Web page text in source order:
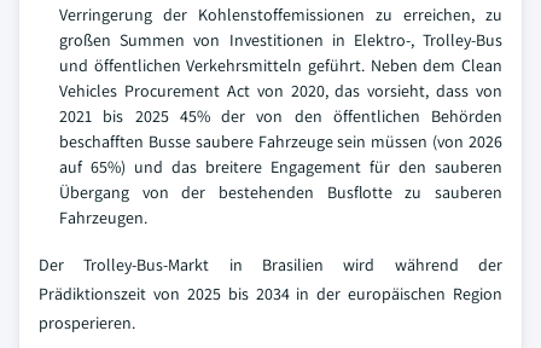
Verringerung der Kohlenstoffemissionen zu erreichen, zu
großen Summen von Investitionen in Elektro-, Trolley-Bus
und öffentlichen Verkehrsmitteln geführt. Neben dem Clean
Vehicles Procurement Act von 2020, das vorsieht, dass von
2021 bis 2025 45% der von den öffentlichen Behörden
beschafften Busse saubere Fahrzeuge sein müssen (von 2026
auf 65%) und das breitere Engagement für den sauberen
Übergang von der bestehenden Busflotte zu sauberen
Fahrzeugen.
Der Trolley-Bus-Markt in Brasilien wird während der
Prädiktionszeit von 2025 bis 2034 in der europäischen Region
prosperieren.